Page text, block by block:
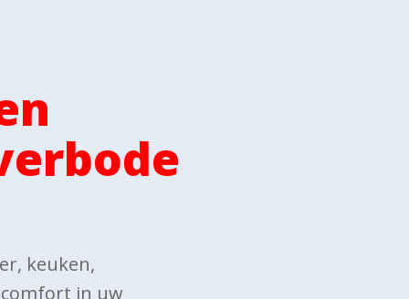
keuken,
in uw